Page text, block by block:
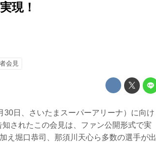
現！
会見
日、さいたまスーパーアリーナ）に向け
されたこの会見は、ファン公開形式で実
え堀口恭司、那須川天心ら多数の選手が出